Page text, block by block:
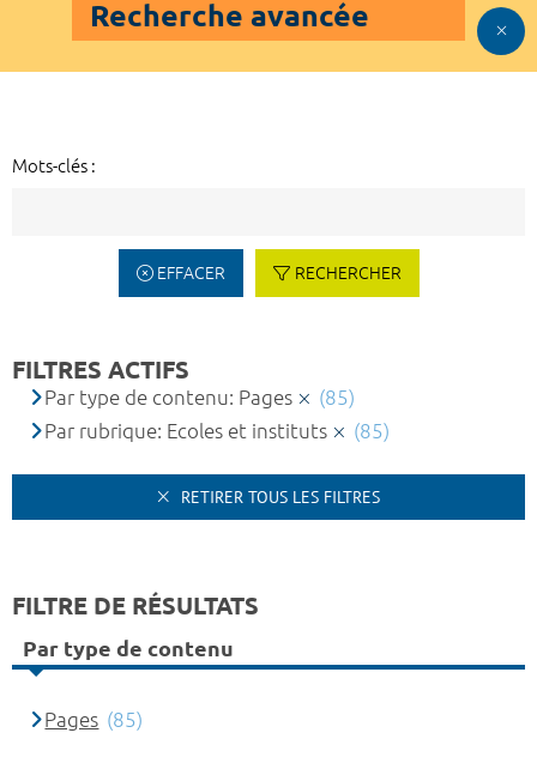
Recherche avancée
Mots-clés :
EFFACER RECHERCHER
FILTRES ACTIFS
Par type de contenu: Pages
(85)
Par rubrique: Ecoles et instituts
(85)
RETIRER TOUS LES FILTRES
FILTRE DE RÉSULTATS
Par type de contenu
Pages (85)